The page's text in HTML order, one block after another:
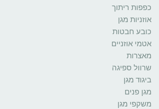
כפפות ריתוך
אוזניות מגן
כובע חבטות
אטמי אוזניים
מאצרות
שרוול ספיגה
ביגוד מגן
מגן פנים
משקפי מגן